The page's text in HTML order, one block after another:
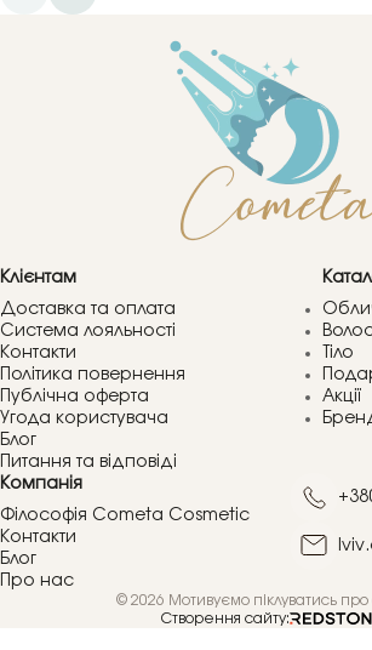
Клієнтам
Доставка та оплата
Система лояльності
Контакти
Політика повернення
Публічна оферта
Угода користувача
Блог
Питання та відповіді
Тіло
Акції
Компанія
Філософія Cometa Cosmetic
Контакти
Блог
Про нас
© 2026 Мотивуємо піклуватись
Створення сайту: